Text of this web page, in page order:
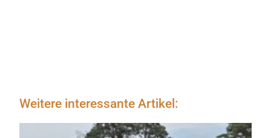
Weitere interessante Artikel: